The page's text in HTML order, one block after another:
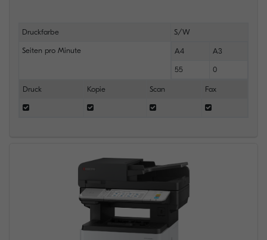
Druckfarbe S/W
Seiten pro Minute A4 A3
55 0
Druck Kopie Scan Fax